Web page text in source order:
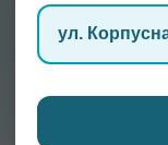
ул.
Записаться